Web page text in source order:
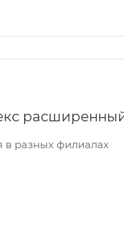
в разных филиалах